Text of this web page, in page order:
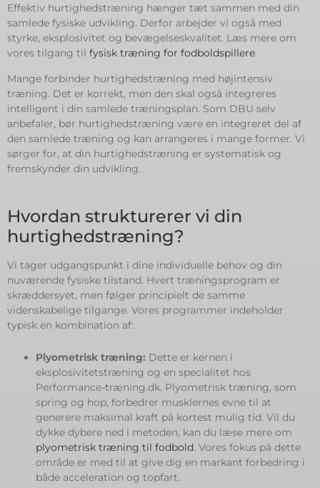
Effektiv hurtighedstræning hænger tæt sammen med din
samlede fysiske udvikling. Derfor arbejder vi også med
styrke, eksplosivitet og bevægelseskvalitet. Læs mere om
vores tilgang til fysisk træning for fodboldspillere.
Mange forbinder hurtighedstræning med højintensiv
træning. Det er korrekt, men den skal også integreres
intelligent i din samlede træningsplan. Som DBU selv
anbefaler, bør hurtighedstræning være en integreret del af
den samlede træning og kan arrangeres i mange former. Vi
sørger for, at din hurtighedstræning er systematisk og
fremskynder din udvikling.
Hvordan strukturerer vi din
hurtighedstræning?
Vi tager udgangspunkt i dine individuelle behov og din
nuværende fysiske tilstand. Hvert træningsprogram er
skræddersyet, men følger principielt de samme
videnskabelige tilgange. Vores programmer indeholder
typisk en kombination af:
Plyometrisk træning: Dette er kernen i
eksplosivitetstræning og en specialitet hos
Performance-træning.dk. Plyometrisk træning, som
spring og hop, forbedrer musklernes evne til at
generere maksimal kraft på kortest mulig tid. Vil du
dykke dybere ned i metoden, kan du læse mere om
plyometrisk træning til fodbold. Vores fokus på dette
område er med til at give dig en markant forbedring i
både acceleration og topfart.